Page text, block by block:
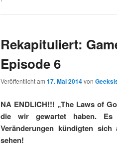
Rekapituliert:
Episode 6
Veröffentlicht am 17. Mai 2014von
NA ENDLICH!!! „The Laws of
die wir gewartet haben. Es
Veränderungen kündigten
sehen!